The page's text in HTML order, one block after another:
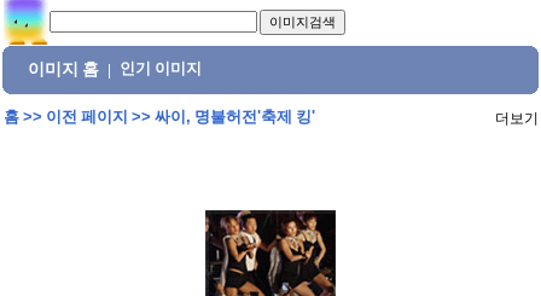
이미지 홈 인기 이미지
홈>> 이전 페이지 >> 싸이, 명불허전'축제 킹' 더보기